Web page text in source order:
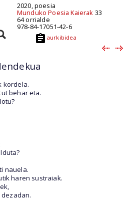
2020, poesia
Munduko Poesia Kaierak 33
64 orrialde
978-84-17051-42-6
aurkibidea
kordela.
behar eta.
nauela.
haren sustraiak.